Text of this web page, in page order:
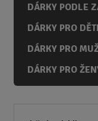
DÁRKY PODLE
DÁRKY PRO
DÁRKY PRO
DÁRKY PRO